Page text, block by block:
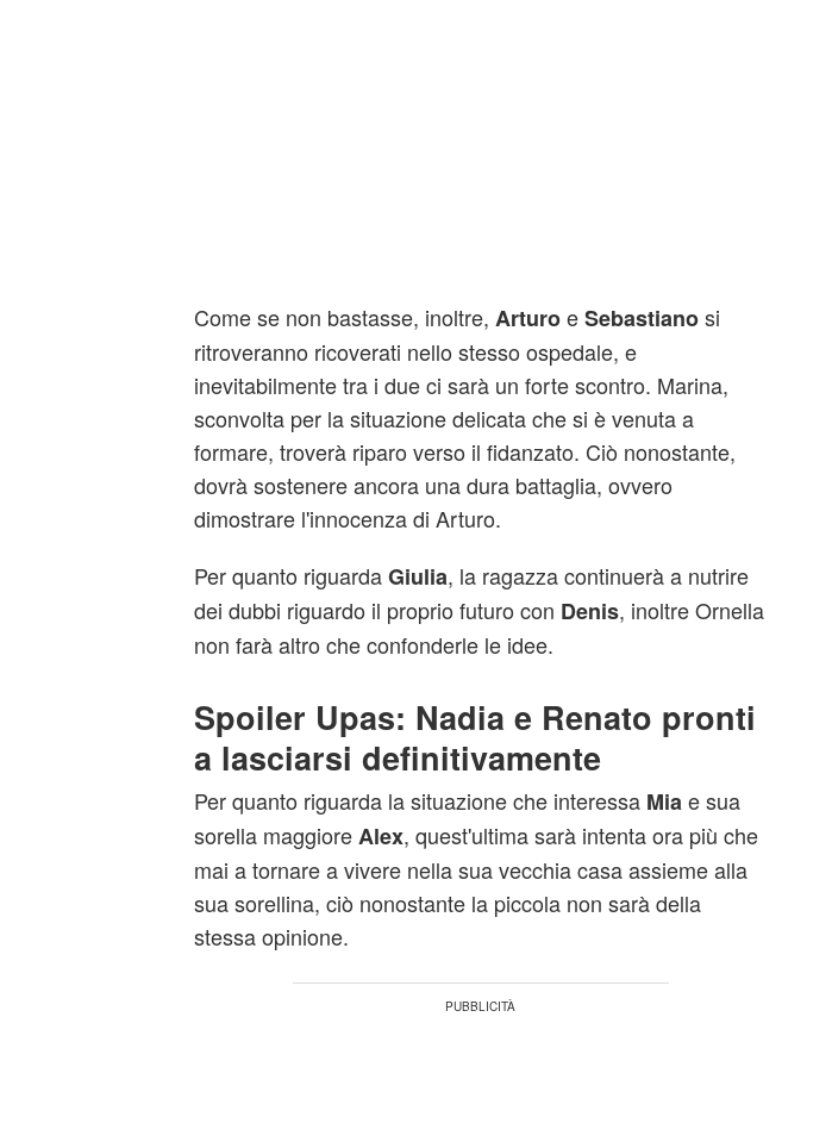
Come se non bastasse, inoltre, ArturoeSebastianosi
ritroveranno ricoverati nello stesso ospedale, e
inevitabilmente tra i due ci sarà un forte scontro. Marina,
sconvolta per la situazione delicata che si è venuta a
formare, troverà riparo verso il fidanzato. Ciò nonostante,
dovrà sostenere ancora una dura battaglia, ovvero
dimostrare l'innocenza di Arturo.
Per quanto riguardaGiulia, la ragazza continuerà a nutrire
dei dubbi riguardo il proprio futuro con Denis, inoltre Ornella
non farà altro che confonderle le idee.
Spoiler Upas: Nadia e Renato pronti
a lasciarsi definitivamente
Per quanto riguarda la situazione che interessa Mia e sua
sorella maggioreAlex, quest'ultima sarà intenta ora più che
mai a tornare a vivere nella sua vecchia casa assieme alla
sua sorellina, ciò nonostante la piccola non sarà della
stessa opinione.